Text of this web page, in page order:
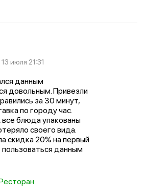
13 июля 21:31
данным
довольным. Привезли
за 30 минут,
по городу час.
все блюда упакованы
своего вида.
скидка 20% на первый
пользоваться данным